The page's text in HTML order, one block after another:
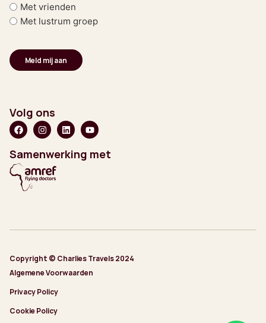
Met vrienden
Met lustrum groep
Volg ons
Samenwerking met
Copyright © Charlies Travels 2024
Algemene Voorwaarden
Privacy Policy
Cookie Policy